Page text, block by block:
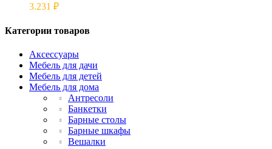
3.231 ₽
Категории товаров
Аксессуары
Мебель для дачи
Мебель для детей
Мебель для дома
Антресоли
Банкетки
Барные столы
Барные шкафы
Вешалки